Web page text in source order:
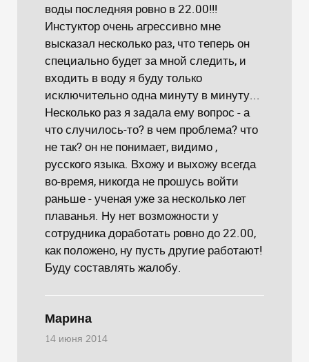
воды последняя ровно в 22.00!!!
Инстуктор очень агрессивно мне
высказал несколько раз, что теперь он
специально будет за мной следить, и
входить в воду я буду только
исключительно одна минуту в минуту...
Несколько раз я задала ему вопрос - а
что случилось-то? в чем проблема? что
не так? он не понимает, видимо ,
русского языка. Вхожу и выхожу всегда
во-время, никогда не прошусь войти
раньше - ученая уже за несколько лет
плаванья. Ну нет возможности у
сотрудника доработать ровно до 22.00,
как положено, ну пусть другие работают!
Буду составлять жалобу.
Марина
14 июня 2014